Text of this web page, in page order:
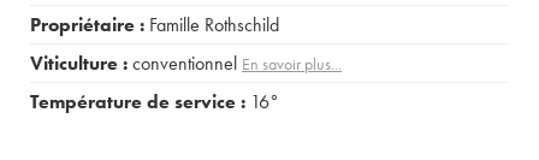
Propriétaire : Famille Rothschild
Viticulture :conventionnel En savoir plus...
Température de service : 16°